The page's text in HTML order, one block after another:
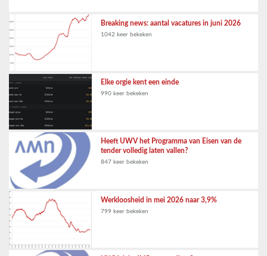
Breaking news: aantal vacatures in juni 2026
1042 keer bekeken
Elke orgie kent een einde
990 keer bekeken
Heeft UWV het Programma van Eisen van de
tender volledig laten vallen?
847 keer bekeken
Werkloosheid in mei 2026 naar 3,9%
799 keer bekeken